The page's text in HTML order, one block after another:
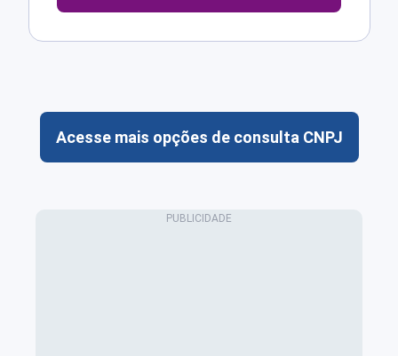
Acesse mais opções de consulta CNPJ